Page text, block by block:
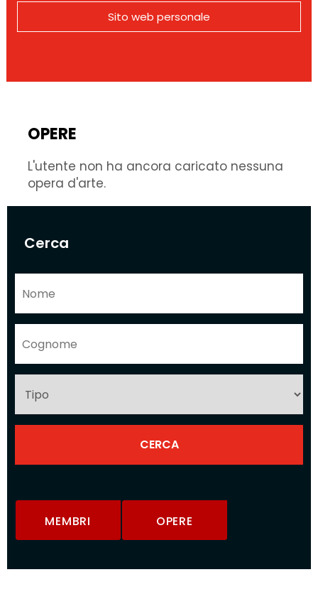
Cerca
MEMBRI OPERE
Sito web personale
OPERE
L'utente non ha ancora caricato nessuna
opera d'arte.